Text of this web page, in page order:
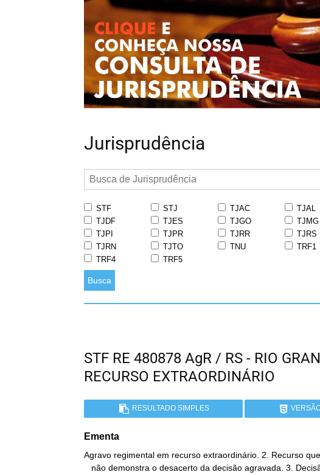
Jurisprudência
STF STJ TJAC TJAL
TJDF
TJES TJGO TJMG
TJPI
TJPR TJRR TJRS
TJRN
TJTO TNU TRF1
TRF4
TRF5
Busca
STF RE 480878 AgR / RS - RIO
RECURSO EXTRAORDINÁRIO
RESULTADO SIMPLES
Ementa
Agravo regimental em recurso extraordinário. 2. Recurso que